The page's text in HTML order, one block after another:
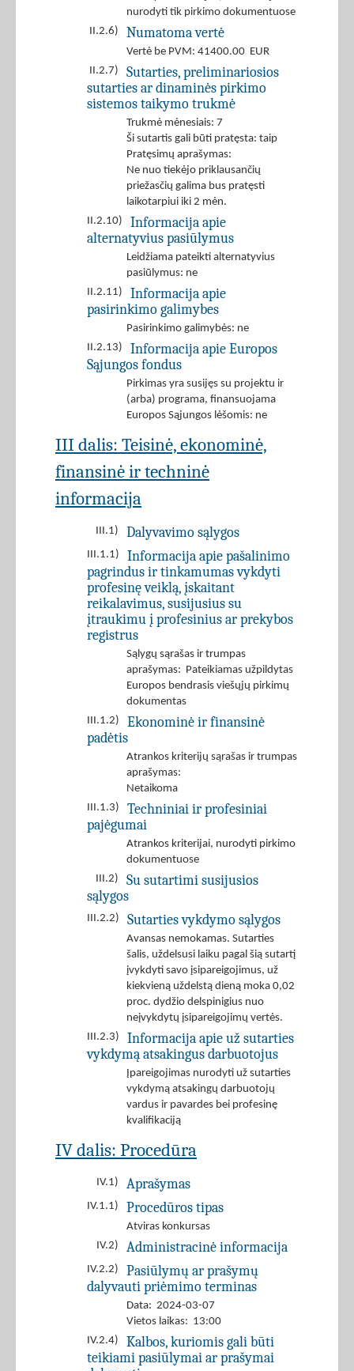
nurodyti tik pirkimo dokumentuose
II.2.6)
Numatoma vertė
Vertė be PVM: 41400.00 EUR
II.2.7)
Sutarties, preliminariosios
sutarties ar dinaminės pirkimo
sistemos taikymo trukmė
Trukmė mėnesiais: 7
Ši sutartis gali būti pratęsta: taip
Pratęsimų aprašymas:
Ne nuo tiekėjo priklausančių
priežasčių galima bus pratęsti
laikotarpiui iki 2 mėn.
II.2.10)
Informacija apie
alternatyvius pasiūlymus
Leidžiama pateikti alternatyvius
pasiūlymus: ne
II.2.11)
Informacija apie
pasirinkimo galimybes
Pasirinkimo galimybės: ne
II.2.13)
Informacija apie Europos
Sąjungos fondus
Pirkimas yra susijęs su projektu ir
(arba) programa, finansuojama
Europos Sąjungos lėšomis: ne
III dalis: Teisinė, ekonominė,
finansinė ir techninė
informacija
III.1) Dalyvavimo sąlygos
III.1.1)
Informacija apie pašalinimo
pagrindus ir tinkamumas vykdyti
profesinę veiklą, įskaitant
reikalavimus, susijusius su
įtraukimu į profesinius ar prekybos
registrus
Sąlygų sąrašas ir trumpas
aprašymas: Pateikiamas užpildytas
Europos bendrasis viešųjų pirkimų
dokumentas
III.1.2)
Ekonominė ir finansinė
padėtis
Atrankos kriterijų sąrašas ir trumpas
aprašymas:
Netaikoma
III.1.3)
Techniniai ir profesiniai
pajėgumai
Atrankos kriterijai, nurodyti pirkimo
dokumentuose
III.2)
Su sutartimi susijusios
sąlygos
III.2.2) Sutarties vykdymo sąlygos
Avansas nemokamas. Sutarties
šalis, uždelsusi laiku pagal šią sutartį
įvykdyti savo įsipareigojimus, už
kiekvieną uždelstą dieną moka 0,02
proc. dydžio delspinigius nuo
neįvykdytų įsipareigojimų vertės.
III.2.3)
Informacija apie už sutarties
vykdymą atsakingus darbuotojus
Įpareigojimas nurodyti už sutarties
vykdymą atsakingų darbuotojų
vardus ir pavardes bei profesinę
kvalifikaciją
IV dalis: Procedūra
IV.1) Aprašymas
IV.1.1) Procedūros tipas
Atviras konkursas
IV.2)
Administracinė informacija
IV.2.2)
Pasiūlymų ar prašymų
dalyvauti priėmimo terminas
Data: 2024-03-07
Vietos laikas: 13:00
IV.2.4)
Kalbos, kuriomis gali būti
teikiami pasiūlymai ar prašymai